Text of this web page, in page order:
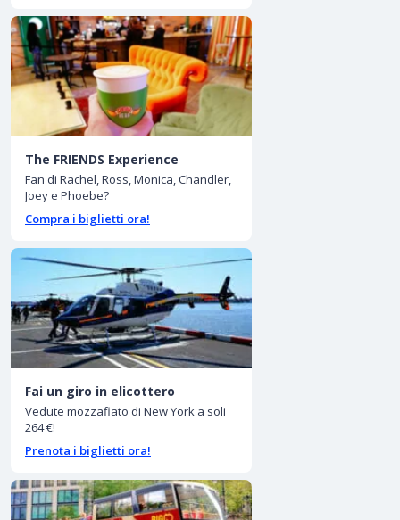
The FRIENDS Experience
Fan di Rachel, Ross, Monica, Chandler,
Joey e Phoebe?
Compra i biglietti ora!
Fai un giro in elicottero
Vedute mozzafiato di New York a soli
264 €!
Prenota i biglietti ora!